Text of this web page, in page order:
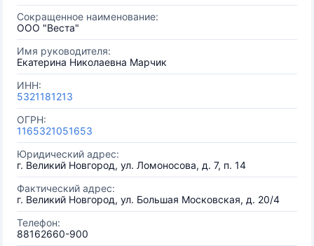
Сокращенное наименование:
ООО "Веста"
Имя руководителя:
Екатерина Николаевна Марчик
ИНН:
5321181213
ОГРН:
1165321051653
Юридический адрес:
г. Великий Новгород, ул. Ломоносова, д. 7, п. 14
Фактический адрес:
г. Великий Новгород, ул. Большая Московская, д. 20/4
Телефон:
88162660-900